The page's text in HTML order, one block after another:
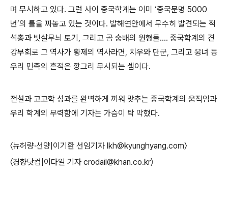
며 무시하고 있다. 그런 사이 중국학계는 이미 ‘중국문명 5000
년’의 틀을 짜놓고 있는 것이다. 발해연안에서 무수히 발견되는 적
석총과 빗살무늬 토기, 그리고 곰 숭배의 원형들…. 중국학계의 견
강부회로 그 역사가 황제의 역사라면, 치우와 단군, 그리고 웅녀 등
우리 민족의 흔적은 깡그리 무시되는 셈이다.
전설과 고고학 성과를 완벽하게 끼워 맞추는 중국학계의 움직임과
우리 학계의 무력함에 기자는 가슴이 탁 막혔다.
〈뉴허량·선양|이기환 선임기자 lkh@kyunghyang.com〉
〈경향닷컴|이다일 기자 crodail@khan.co.kr〉